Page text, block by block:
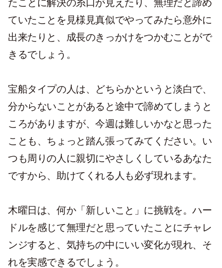
たことに解決の糸口が見えたり、無理だと諦め
ていたことを見様見真似でやってみたら意外に
出来たりと、成長のきっかけをつかむことがで
きるでしょう。
宝船タイプの人は、どちらかというと淡白で、
分からないことがあると途中で諦めてしまうと
ころがありますが、今週は難しいかなと思った
ことも、ちょっと踏ん張ってみてください。い
つも周りの人に親切にやさしくしているあなた
ですから、助けてくれる人も必ず現れます。
木曜日は、何か「新しいこと」に挑戦を。ハー
ドルを感じて無理だと思っていたことにチャレ
ンジすると、気持ちの中にいい変化が現れ、そ
れを実感できるでしょう。